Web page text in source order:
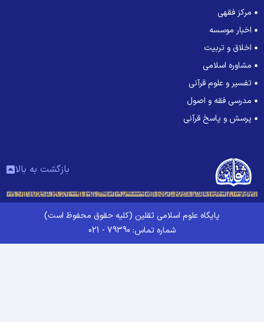
مرکز فقهی
اخبار موسسه
اخلاق و تربیت
مشاوره اسلامی
تفسیر و علوم قرآنی
مدرسی فقه و اصول
پرسش و پاسخ قرآنی
بازگشت به بالا
پایگاه علوم اسلامی ثقلین (کلیه حقوق محفوظ است)
شماره تماس: 79390 - 021